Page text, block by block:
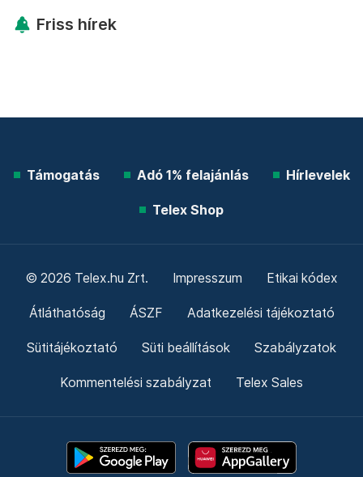
Friss hírek
Támogatás Adó 1% felajánlás Hírlevelek
Telex Shop
© 2026 Telex.hu Zrt. Impresszum Etikai kódex
Átláthatóság ÁSZF Adatkezelési tájékoztató
Sütitájékoztató Süti beállítások Szabályzatok
Kommentelési szabályzat Telex Sales